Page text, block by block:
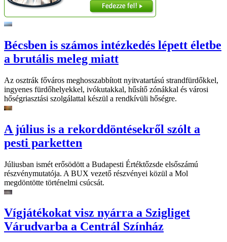
Bécsben is számos intézkedés lépett életbe
a brutális meleg miatt
Az osztrák főváros meghosszabbított nyitvatartású strandfürdőkkel,
ingyenes fürdőhelyekkel, ivókutakkal, hűsítő zónákkal és városi
hőségriasztási szolgálattal készül a rendkívüli hőségre.
A július is a rekorddöntésekről szólt a
pesti parketten
Júliusban ismét erősödött a Budapesti Értéktőzsde elsőszámú
részvénymutatója. A BUX vezető részvényei közül a Mol
megdöntötte történelmi csúcsát.
Vígjátékokat visz nyárra a Szigliget
Várudvarba a Centrál Színház